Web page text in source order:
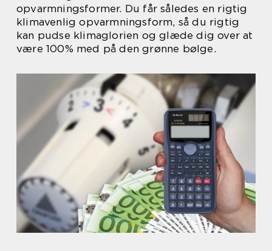
opvarmningsformer. Du får således en rigtig
klimavenlig opvarmningsform, så du rigtig
kan pudse klimaglorien og glæde dig over at
være 100% med på den grønne bølge.